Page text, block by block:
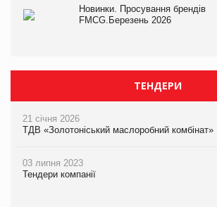
Новинки. Просування брендів
FMCG.Березень 2026
ТЕНДЕРИ
21 січня 2026
ТДВ «Золотоніський маслоробний комбінат»
03 липня 2023
Тендери компанії